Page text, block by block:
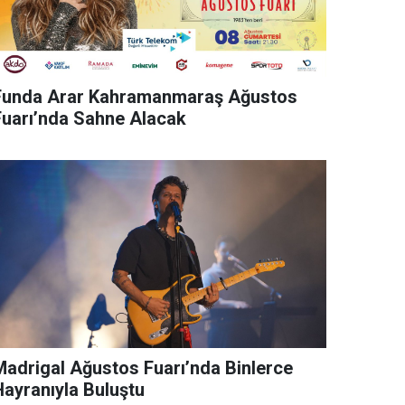
Arar Kahramanmaraş Ağustos
Sahne Alacak
Ağustos Fuarı’nda Binlerce
Buluştu